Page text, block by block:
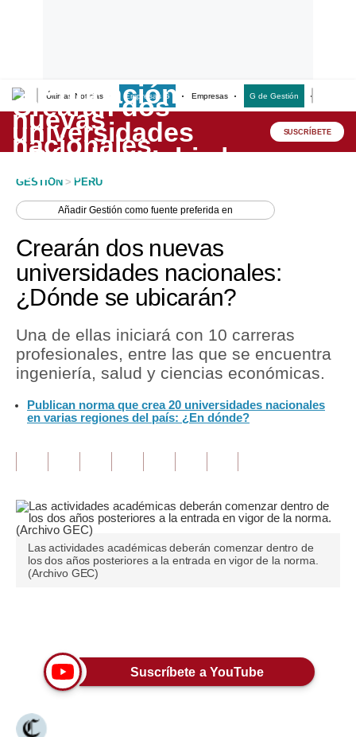
Últimas Noticias Empresas G Empresas G de Gestión
Lo último
Peru Quiosco
Economía
Mercados
Política
Tu Dinero
Finanzas Personales
Inmobiliarias
Opinión
Editorial
Pregunta de hoy
Lujo
SUSCRÍBETE
GESTION > PERU
AñadirGestión como fuente preferida en
Crearán dos nuevas
universidades nacionales:
¿Dónde se ubicarán?
Una de ellas iniciará con 10 carreras
profesionales, entre las que se encuentra
ingeniería, salud y ciencias económicas.
Publican norma que crea 20 universidades nacionales
en varias regiones del país: ¿En dónde?
Las actividades académicas deberán comenzar dentro de
los dos años posteriores a la entrada en vigor de la norma.
(Archivo GEC)
Suscríbete a YouTube